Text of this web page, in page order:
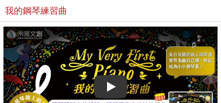
屁屁偵探讀本
怪盜亞森羅蘋
怪傑佐羅力推理
名偵探福爾摩斯
少年一推理事件簿
我的鋼琴練習曲